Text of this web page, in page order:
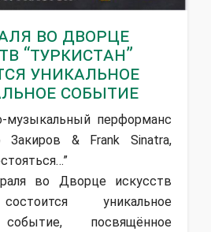
во Дворце
“Туркистан”
уникальное
событие
перформанс
Закиров & Frank Sinatra,
во Дворце искусств
уникальное
посвящённое